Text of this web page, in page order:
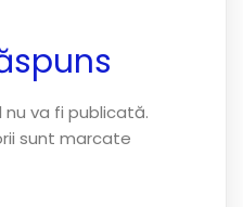
va fi publicată.
sunt marcate